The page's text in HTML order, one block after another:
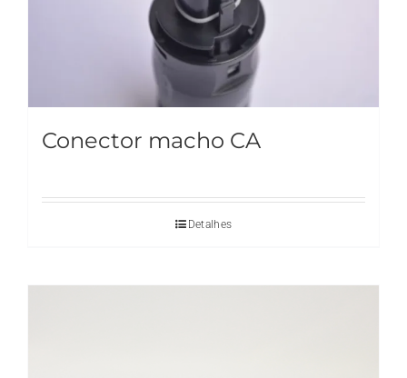
Conector macho CA
Detalhes